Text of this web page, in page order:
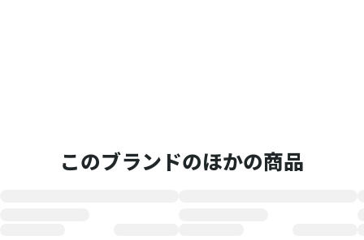
このブランドのほかの商品